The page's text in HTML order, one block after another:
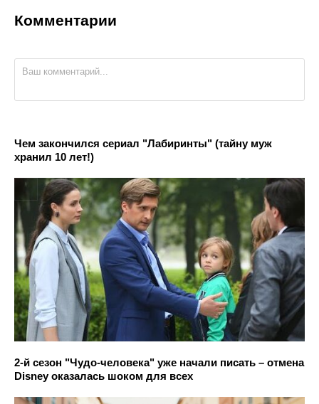
Комментарии
Чем закончился сериал "Лабиринты" (тайну муж
хранил 10 лет!)
2-й сезон "Чудо-человека" уже начали писать – отмена
Disney оказалась шоком для всех